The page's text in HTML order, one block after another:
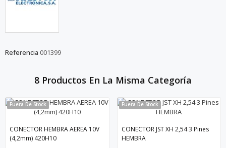
Referencia 001399
8 Productos En La Misma Categoría
Fuera De Stock
CONECTOR HEMBRA AEREA 10V
(4,2mm) 420H10
Fuera De Stock
CONECTOR JST XH 2,54 3 Pines
HEMBRA